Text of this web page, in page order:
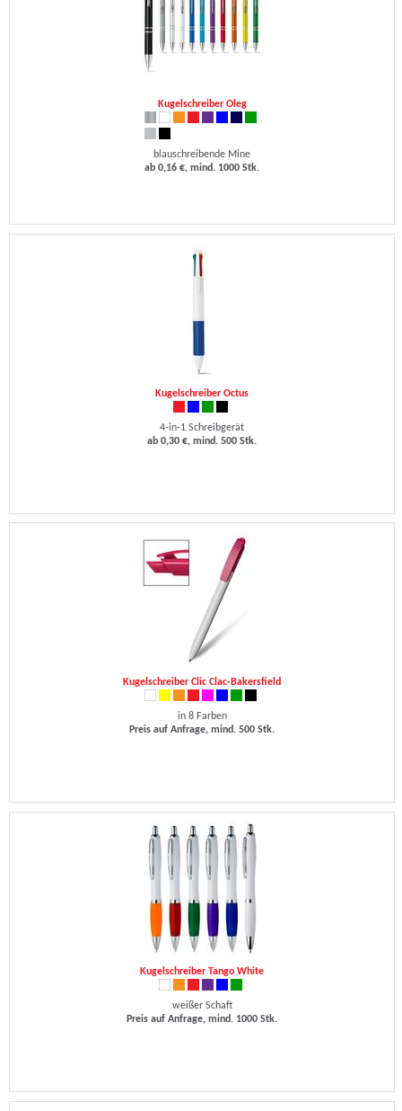
Kugelschreiber Oleg
blauschreibende Mine
ab 0,16 €, mind. 1000 Stk.
Kugelschreiber Octus
4-in-1 Schreibgerät
ab 0,30 €, mind. 500 Stk.
Kugelschreiber Clic Clac-Bakersfield
in 8 Farben
Preis auf Anfrage, mind. 500 Stk.
Kugelschreiber Tango White
weißer Schaft
Preis auf Anfrage, mind. 1000 Stk.